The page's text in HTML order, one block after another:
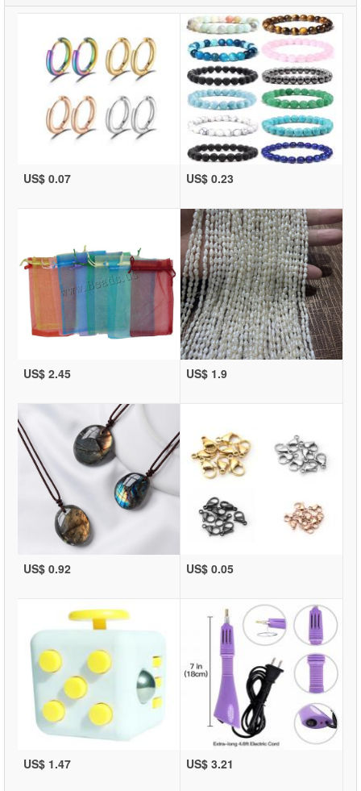
US$ 0.07 US$ 0.23
US$ 2.45 US$ 1.9
US$ 0.92 US$ 0.05
US$ 1.47 US$ 3.21